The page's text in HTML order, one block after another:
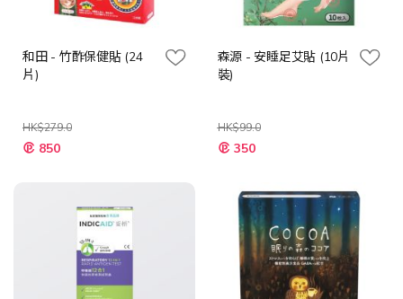
和田 - 竹酢保健貼 (24
片)
HK$279.0
特
殊 850
森源 - 安睡足艾貼 (10片
裝)
HK$99.0
特
殊 350